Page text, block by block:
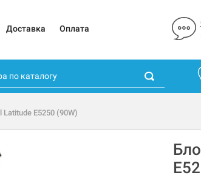
Доставка Оплата
Latitude E5250 (90W)